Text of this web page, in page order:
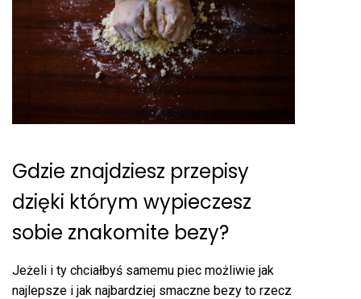
Gdzie znajdziesz przepisy
dzięki którym wypieczesz
sobie znakomite bezy?
Jeżeli i ty chciałbyś samemu piec możliwie jak
najlepsze i jak najbardziej smaczne bezy to rzecz